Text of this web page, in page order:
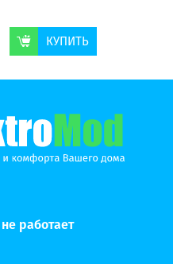
КУПИТЬ
работает